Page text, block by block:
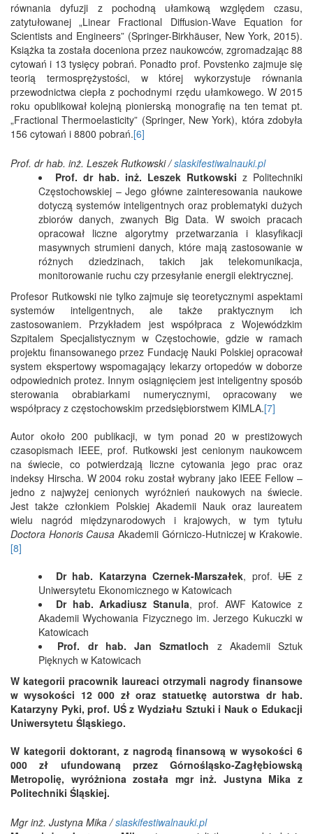
równania dyfuzji z pochodną ułamkową względem czasu,
zatytułowanej „Linear Fractional Diffusion-Wave Equation for
Scientists and Engineers” (Springer-Birkhäuser, New York, 2015).
Książka ta została doceniona przez naukowców, zgromadzając 88
cytowań i 13 tysięcy pobrań. Ponadto prof. Povstenko zajmuje się
teorią termosprężystości, w której wykorzystuje równania
przewodnictwa ciepła z pochodnymi rzędu ułamkowego. W 2015
roku opublikował kolejną pionierską monografię na ten temat pt.
„Fractional Thermoelasticity” (Springer, New York), która zdobyła
156 cytowań i 8800 pobrań.[6]
Prof. dr hab. inż. Leszek Rutkowski /slaskifestiwalnauki.pl
Prof. dr hab. inż. Leszek Rutkowski z Politechniki
Częstochowskiej – Jego główne zainteresowania naukowe
dotyczą systemów inteligentnych oraz problematyki dużych
zbiorów danych, zwanych Big Data. W swoich pracach
opracował liczne algorytmy przetwarzania i klasyfikacji
masywnych strumieni danych, które mają zastosowanie w
różnych dziedzinach, takich jak telekomunikacja,
monitorowanie ruchu czy przesyłanie energii elektrycznej.
Profesor Rutkowski nie tylko zajmuje się teoretycznymi aspektami
systemów inteligentnych, ale także praktycznym ich
zastosowaniem. Przykładem jest współpraca z Wojewódzkim
Szpitalem Specjalistycznym w Częstochowie, gdzie w ramach
projektu finansowanego przez Fundację Nauki Polskiej opracował
system ekspertowy wspomagający lekarzy ortopedów w doborze
odpowiednich protez. Innym osiągnięciem jest inteligentny sposób
sterowania obrabiarkami numerycznymi, opracowany we
współpracy z częstochowskim przedsiębiorstwem KIMLA.[7]
Autor około 200 publikacji, w tym ponad 20 w prestiżowych
czasopismach IEEE, prof. Rutkowski jest cenionym naukowcem
na świecie, co potwierdzają liczne cytowania jego prac oraz
indeksy Hirscha. W 2004 roku został wybrany jako IEEE Fellow –
jedno z najwyżej cenionych wyróżnień naukowych na świecie.
Jest także członkiem Polskiej Akademii Nauk oraz laureatem
wielu nagród międzynarodowych i krajowych, w tym tytułu
Doctora Honoris Causa Akademii Górniczo-Hutniczej w Krakowie.
[8]
Dr hab. Katarzyna Czernek-Marszałek, prof.UEz
Uniwersytetu Ekonomicznego w Katowicach
Dr hab. Arkadiusz Stanula, prof. AWF Katowice z
Akademii Wychowania Fizycznego im. Jerzego Kukuczki w
Katowicach
Prof. dr hab. Jan Szmatloch z Akademii Sztuk
Pięknych w Katowicach
W kategorii pracownik laureaci otrzymali nagrody finansowe
w wysokości 12 000 zł oraz statuetkę autorstwa dr hab.
Katarzyny Pyki, prof. UŚ z Wydziału Sztuki i Nauk o Edukacji
Uniwersytetu Śląskiego.
W kategorii doktorant, z nagrodą finansową w wysokości 6
000 zł ufundowaną przez Górnośląsko-Zagłębiowską
Metropolię, wyróżniona została mgr inż. Justyna Mika z
Politechniki Śląskiej.
Mgr inż. Justyna Mika /slaskifestiwalnauki.pl